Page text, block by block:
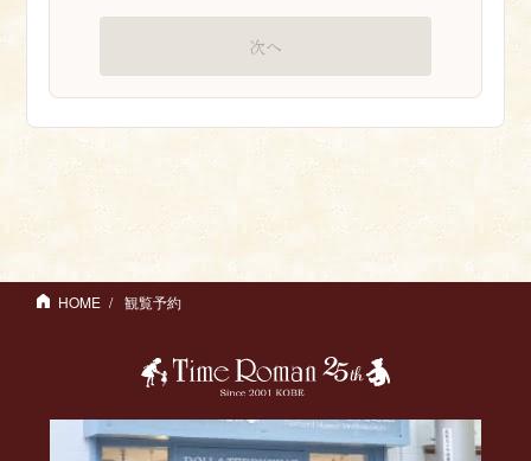
次へ
HOME 観覧予約